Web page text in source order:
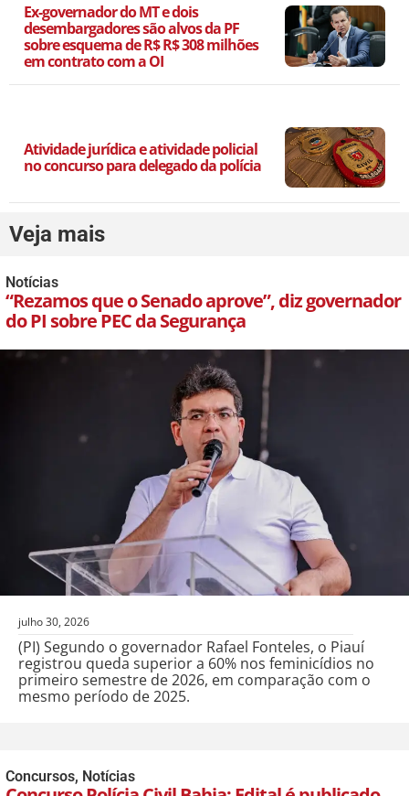
Ex-governador do MT e dois
desembargadores são alvos da PF
sobre esquema de R$ R$ 308 milhões
em contrato com a OI
Atividade jurídica e atividade policial
no concurso para delegado da polícia
Veja mais
Notícias
“Rezamos que o Senado aprove”, diz governador
do PI sobre PEC da Segurança
julho 30, 2026
(PI) Segundo o governador Rafael Fonteles, o Piauí
registrou queda superior a 60% nos feminicídios no
primeiro semestre de 2026, em comparação com o
mesmo período de 2025.
Concursos, Notícias